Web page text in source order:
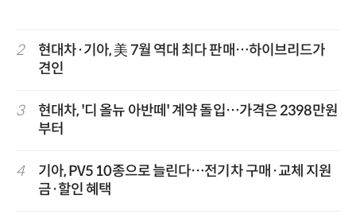
2
현대차·기아, 美 7월 역대 최다 판매…하이브리드가
견인
3
현대차, '디 올뉴 아반떼' 계약 돌입…가격은 2398만원
부터
4
기아, PV5 10종으로 늘린다…전기차 구매·교체 지원
금·할인 혜택